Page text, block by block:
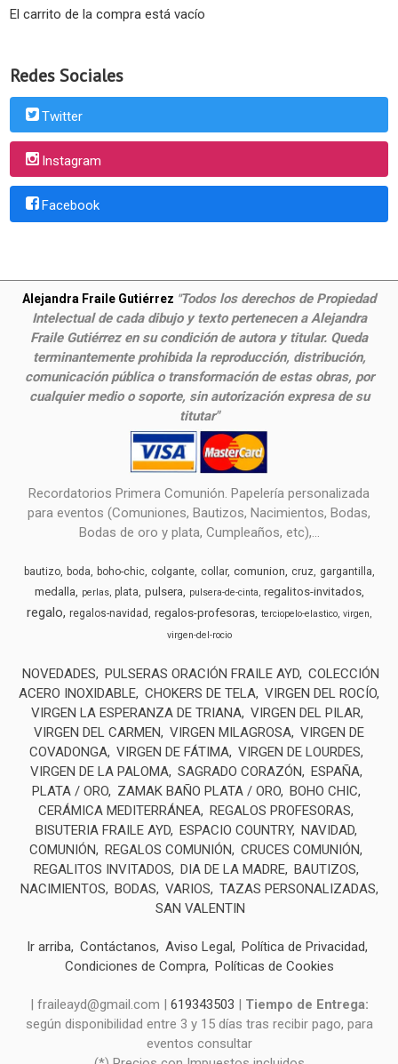
El carrito de la compra está vacío
Redes Sociales
Twitter
Instagram
Facebook
Alejandra Fraile Gutiérrez "Todos los derechos de Propiedad
Intelectual de cada dibujo y texto pertenecen a Alejandra
Fraile Gutiérrez en su condición de autora y titular. Queda
terminantemente prohibida la reproducción, distribución,
comunicación pública o transformación de estas obras, por
cualquier medio o soporte, sin autorización expresa de su
titutar"
Recordatorios Primera Comunión. Papelería personalizada
para eventos (Comuniones, Bautizos, Nacimientos, Bodas,
Bodas de oro y plata, Cumpleaños, etc),...
bautizo boda boho-chic colgante collar comunion cruz gargantilla
medalla perlas plata pulsera pulsera-de-cinta regalitos-invitados
regalo regalos-navidad regalos-profesoras terciopelo-elastico virgen
virgen-del-rocio
NOVEDADES PULSERAS ORACIÓN FRAILE AYD COLECCIÓN
ACERO INOXIDABLE CHOKERS DE TELA VIRGEN DEL ROCÍO
VIRGEN LA ESPERANZA DE TRIANA VIRGEN DEL PILAR
VIRGEN DEL CARMEN
VIRGEN MILAGROSA VIRGEN DE
COVADONGA VIRGEN DE FÁTIMA VIRGEN DE LOURDES
VIRGEN DE LA PALOMA SAGRADO CORAZÓN
ESPAÑA
PLATA / ORO
ZAMAK BAÑO PLATA / ORO BOHO CHIC
CERÁMICA MEDITERRÁNEA REGALOS PROFESORAS
BISUTERIA FRAILE AYD ESPACIO COUNTRY NAVIDAD
COMUNIÓN
REGALOS COMUNIÓN
CRUCES COMUNIÓN
REGALITOS INVITADOS
DIA DE LA MADRE BAUTIZOS
NACIMIENTOS
BODAS VARIOS
TAZAS PERSONALIZADAS
SAN VALENTIN
Ir arriba Contáctanos Aviso Legal
Política de Privacidad
Condiciones de Compra Políticas de Cookies
| fraileayd@gmail.com | 619343503 | Tiempo de Entrega:
según disponibilidad entre 3 y 15 días tras recibir pago, para
eventos consultar